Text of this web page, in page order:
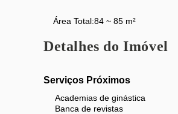
Área Total:84 ~ 85 m²
Detalhes do Imóvel
Serviços Próximos
Academias de ginástica
Banca de revistas